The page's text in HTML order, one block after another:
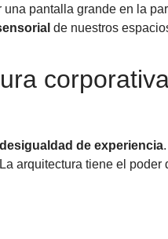
pantalla grande en la
de nuestros
desigualdad de experiencia
arquitectura tiene el